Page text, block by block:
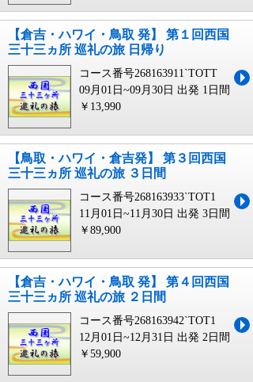
【倉吉・ハワイ・鳥取 発】 第１回西国
三十三ヵ所 巡礼の旅 日帰り
コース番号268163911`TOTT
09月01日~09月30日 出発 1日間
￥13,990
【鳥取・ハワイ・倉吉発】 第３回西国
三十三ヵ所 巡礼の旅 ３日間
コース番号268163933`TOT1
11月01日~11月30日 出発 3日間
￥89,900
【倉吉・ハワイ・鳥取 発】 第４回西国
三十三ヵ所 巡礼の旅 ２日間
コース番号268163942`TOT1
12月01日~12月31日 出発 2日間
￥59,900